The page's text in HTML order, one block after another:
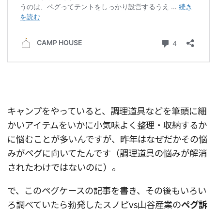
キャンプをやっていると、調理道具などを筆頭に細
かいアイテムをいかに小気味よく整理・収納するか
に悩むことが多いんですが、昨年はなぜだかその悩
みがペグに向いてたんです（調理道具の悩みが解消
されたわけではないのに）。
で、このペグケースの記事を書き、その後もいろい
ろ調べていたら勃発したスノピvs山谷産業のペグ訴